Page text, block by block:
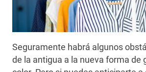
Seguramente habrá algunos
de la antigua a la nueva forma de